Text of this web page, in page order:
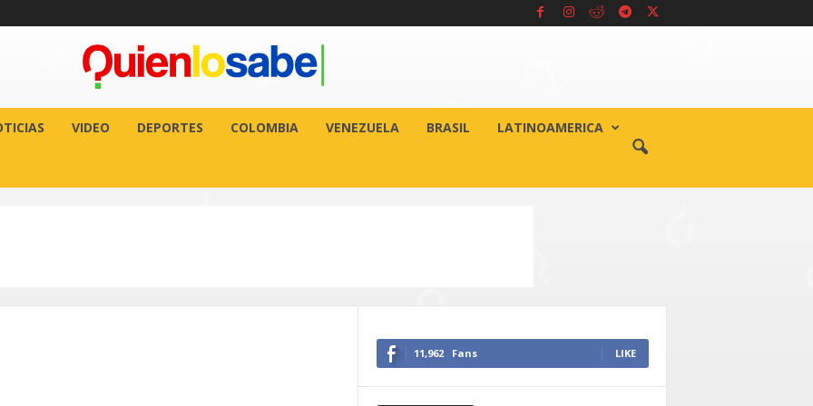
VIDEO DEPORTES COLOMBIA VENEZUELA BRASIL LATINOAMERICA
11,962 Fans LIKE